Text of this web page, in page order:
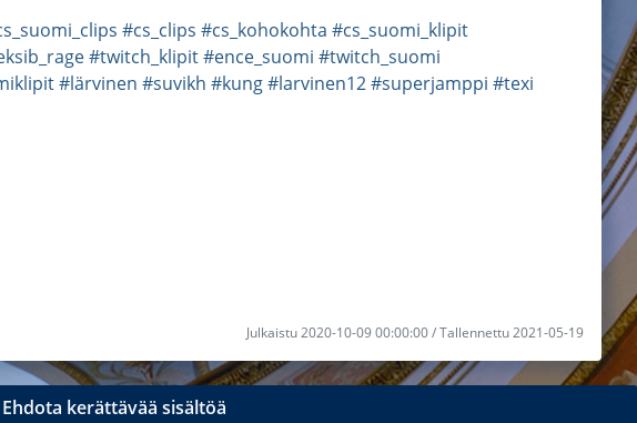
#cs_clips #cs_kohokohta #cs_suomi_klipit
#twitch_klipit#ence_suomi #twitch_suomi
#lärvinen #suvikh #kung#larvinen12#superjamppi #texi
Julkaistu 2020-10-09 00:00:00 / Tallennettu 2021-05-19
Ehdota kerättävää sisältöä